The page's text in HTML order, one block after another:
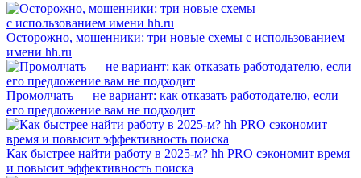
Осторожно, мошенники: три новые схемы с использованием
имени hh.ru
Промолчать — не вариант: как отказать работодателю, если
его предложение вам не подходит
Как быстрее найти работу в 2025-м? hh PRO сэкономит время
и повысит эффективность поиска